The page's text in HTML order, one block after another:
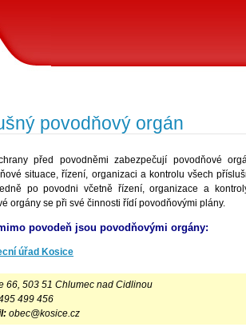
povodňový orgán
před povodněmi zabezpečují povodňové
situace, řízení, organizaci a kontrolu všech
po povodni včetně řízení, organizace a
orgány se při své činnosti řídí povodňovými plány.
povodeň jsou povodňovými orgány:
úřad Kosice
66, 503 51 Chlumec nad Cidlinou
499 456
obec@kosice.cz